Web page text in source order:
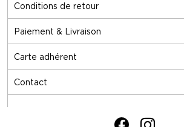
Conditions de retour
Paiement & Livraison
Carte adhérent
Contact